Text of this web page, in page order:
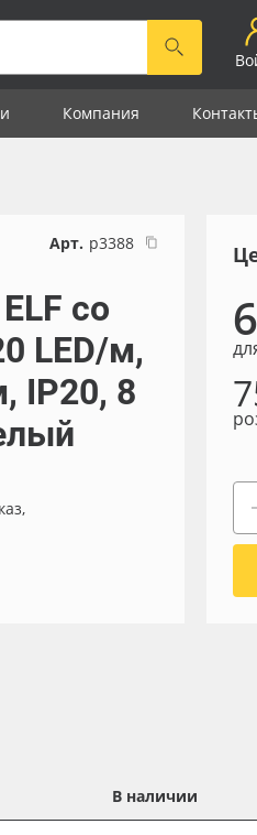
Компания
Арт. р3388
со
LED/м,
IP20, 8
В наличии